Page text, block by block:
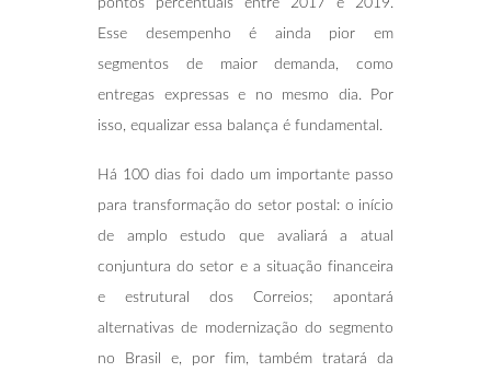
Esse desempenho é ainda pior em
segmentos de maior demanda, como
entregas expressas e no mesmo dia. Por
isso, equalizar essa balança é fundamental.
Há 100 dias foi dado um importante passo
para transformação do setor postal: o início
de amplo estudo que avaliará a atual
conjuntura do setor e a situação financeira
e estrutural dos Correios; apontará
alternativas de modernização do segmento
no Brasil e, por fim, também tratará da